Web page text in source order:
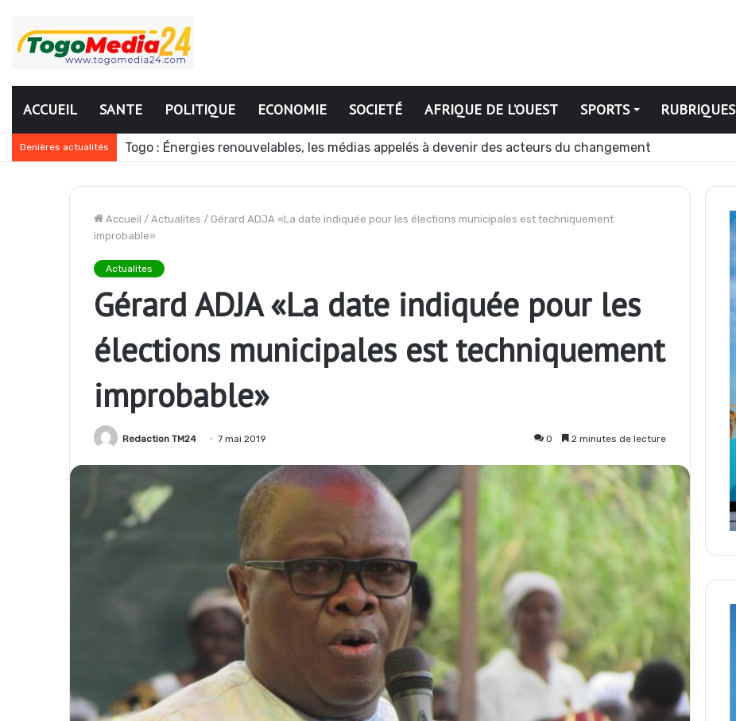
ACCUEIL SANTE POLITIQUE ECONOMIE SOCIETÉ AFRIQUE DE L’OUEST SPORTS RUBRIQUES
Denières actualités Mali : l’armée annonce une nouvelle opération contre les GAT près de Dagabory
Accueil / Actualites / Gérard ADJA «La date indiquée pour les élections municipales est techniquement
improbable»
Actualites
Gérard ADJA «La date indiquée pour les
élections municipales est techniquement
improbable»
Redaction TM24 7 mai 2019 0 2 minutes de lecture